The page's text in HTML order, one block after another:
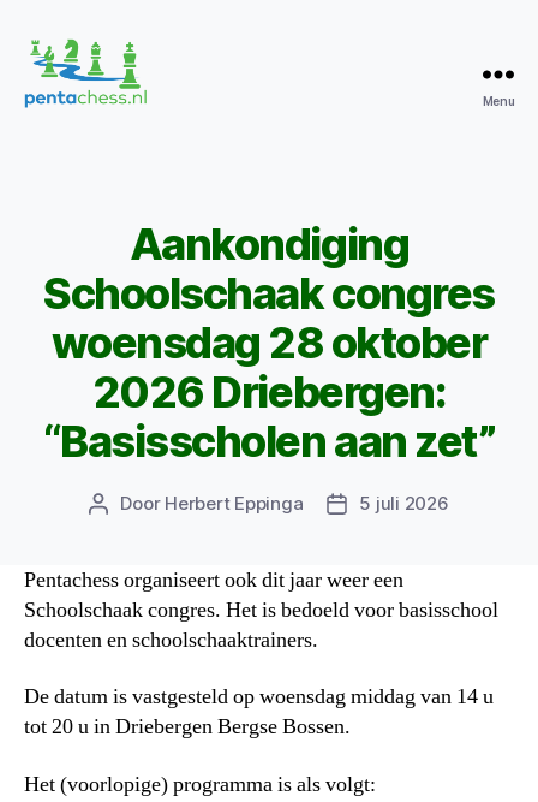
Menu
Categorieën
Aankondiging
Schoolschaak congres
woensdag 28 oktober
2026 Driebergen:
“Basisscholen aan zet”
Berichtauteur
Door Herbert Eppinga Berichtdatum
5 juli 2026
Pentachess organiseert ook dit jaar weer een
Schoolschaak congres. Het is bedoeld voor basisschool
docenten en schoolschaaktrainers.
De datum is vastgesteld op woensdag middag van 14 u
tot 20 u in Driebergen Bergse Bossen.
Het (voorlopige) programma is als volgt: